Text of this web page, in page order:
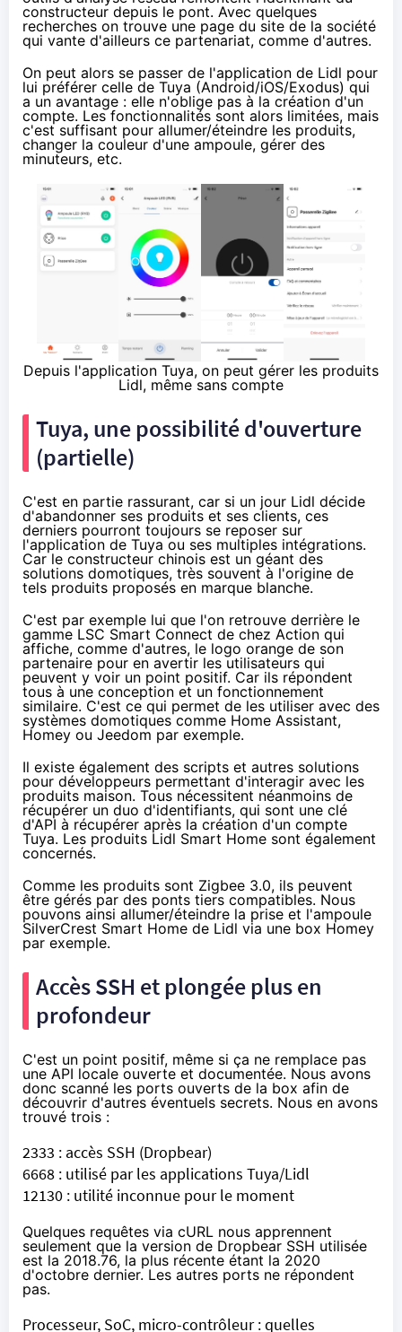
constructeur depuis le pont. Avec quelques
recherches on trouve une page du site de la société
qui vante d'ailleurs ce partenariat, comme d'autres.
On peut alors se passer de l'application de Lidl pour
lui préférer celle de Tuya (Android/iOS/Exodus) qui
a un avantage : elle n'oblige pas à la création d'un
compte. Les fonctionnalités sont alors limitées, mais
c'est suffisant pour allumer/éteindre les produits,
changer la couleur d'une ampoule, gérer des
minuteurs, etc.
Depuis l'application Tuya, on peut gérer les produits
Lidl, même sans compte
Tuya, une possibilité d'ouverture
(partielle)
C'est en partie rassurant, car si un jour Lidl décide
d'abandonner ses produits et ses clients, ces
derniers pourront toujours se reposer sur
l'application de Tuya ou ses multiples intégrations.
Car le constructeur chinois est un géant des
solutions domotiques, très souvent à l'origine de
tels produits proposés en marque blanche.
C'est par exemple lui que l'on retrouve derrière le
gamme LSC Smart Connect de chez Action qui
affiche, comme d'autres, le logo orange de son
partenaire pour en avertir les utilisateurs qui
peuvent y voir un point positif. Car ils répondent
tous à une conception et un fonctionnement
similaire. C'est ce qui permet de les utiliser avec des
systèmes domotiques comme Home Assistant,
Homey ou Jeedom par exemple.
Il existe également des scripts et autres solutions
pour développeurs permettant d'interagir avec les
produits maison. Tous nécessitent néanmoins de
récupérer un duo d'identifiants, qui sont une clé
d'API à récupérer après la création d'un compte
Tuya. Les produits Lidl Smart Home sont également
concernés.
Comme les produits sont Zigbee 3.0, ils peuvent
être gérés par des ponts tiers compatibles. Nous
pouvons ainsi allumer/éteindre la prise et l'ampoule
SilverCrest Smart Home de Lidl via une box Homey
par exemple.
Accès SSH et plongée plus en
profondeur
C'est un point positif, même si ça ne remplace pas
une API locale ouverte et documentée. Nous avons
donc scanné les ports ouverts de la box afin de
découvrir d'autres éventuels secrets. Nous en avons
trouvé trois :
2333 : accès SSH (Dropbear)
6668 : utilisé par les applications Tuya/Lidl
12130 : utilité inconnue pour le moment
Quelques requêtes via cURL nous apprennent
seulement que la version de Dropbear SSH utilisée
est la 2018.76, la plus récente étant la 2020
d'octobre dernier. Les autres ports ne répondent
pas.
Processeur, SoC, micro-contrôleur : quelles